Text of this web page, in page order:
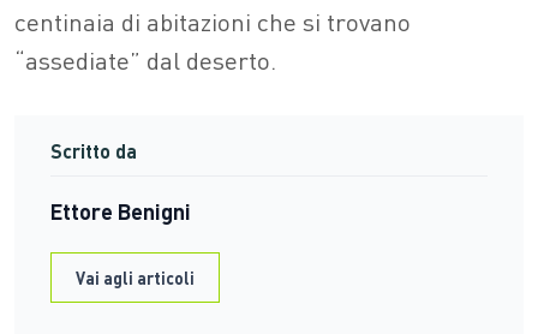
centinaia di abitazioni che si trovano
“assediate” dal deserto.
Scritto da
Ettore Benigni
Vai agli articoli